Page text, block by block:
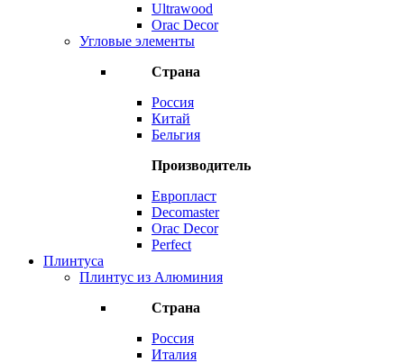
Ultrawood
Orac Decor
Угловые элементы
Страна
Россия
Китай
Бельгия
Производитель
Европласт
Decomaster
Orac Decor
Perfect
Плинтуса
Плинтус из Алюминия
Страна
Россия
Италия